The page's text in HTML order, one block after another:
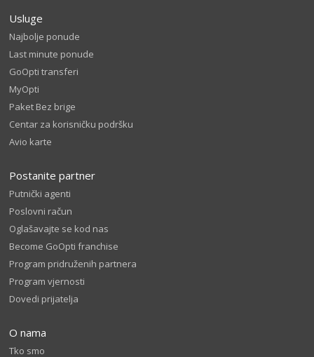
Usluge
Najbolje ponude
Last minute ponude
GoOpti transferi
MyOpti
Paket Bez brige
Centar za korisničku podršku
Avio karte
Postanite partner
Putnički agenti
Poslovni račun
Oglašavajte se kod nas
Become GoOpti franchise
Program pridruženih partnera
Program vjernosti
Dovedi prijatelja
O nama
Tko smo